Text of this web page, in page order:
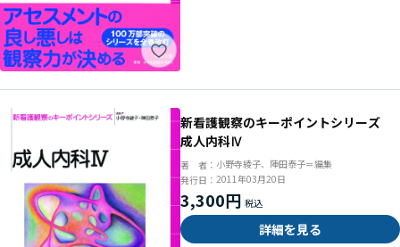
新看護観察のキーポイントシリーズ
成人内科Ⅳ
著 者： 小野寺綾子、陣田泰子＝編集
発行日： 2011年03月20日
3,300円
詳細を見る